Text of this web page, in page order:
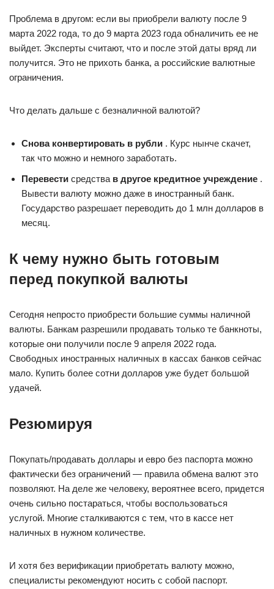
Проблема в другом: если вы приобрели валюту после 9
марта 2022 года, то до 9 марта 2023 года обналичить ее не
выйдет. Эксперты считают, что и после этой даты вряд ли
получится. Это не прихоть банка, а российские валютные
ограничения.
Что делать дальше с безналичной валютой?
Снова конвертировать в рубли . Курс нынче скачет,
так что можно и немного заработать.
Перевести средства в другое кредитное учреждение .
Вывести валюту можно даже в иностранный банк.
Государство разрешает переводить до 1 млн долларов в
месяц.
К чему нужно быть готовым
перед покупкой валюты
Сегодня непросто приобрести большие суммы наличной
валюты. Банкам разрешили продавать только те банкноты,
которые они получили после 9 апреля 2022 года.
Свободных иностранных наличных в кассах банков сейчас
мало. Купить более сотни долларов уже будет большой
удачей.
Резюмируя
Покупать/продавать доллары и евро без паспорта можно
фактически без ограничений — правила обмена валют это
позволяют. На деле же человеку, вероятнее всего, придется
очень сильно постараться, чтобы воспользоваться
услугой. Многие сталкиваются с тем, что в кассе нет
наличных в нужном количестве.
И хотя без верификации приобретать валюту можно,
специалисты рекомендуют носить с собой паспорт.